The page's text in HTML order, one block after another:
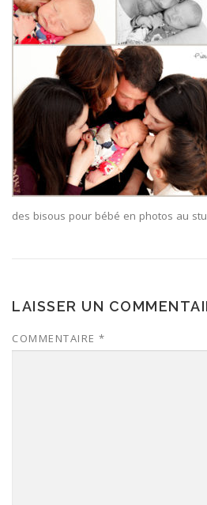
des bisous pour bébé en photos au
LAISSER UN
COMMENTAIRE *